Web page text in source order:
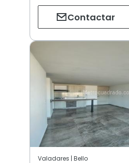
Contactar
Valadares | Bello